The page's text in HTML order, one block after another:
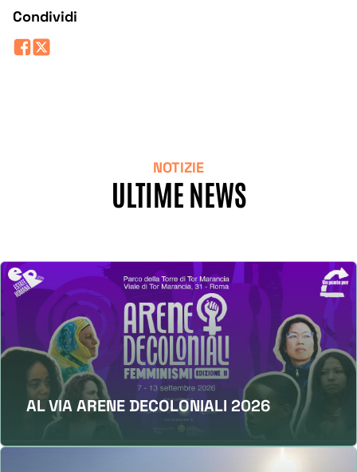
Condividi
NOTIZIE
ULTIME NEWS
AL VIA ARENE DECOLONIALI 2026